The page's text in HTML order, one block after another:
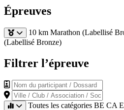
Épreuves
10 km Marathon (Labellisé
(Labellisé Bronze)
Filtrer l’épreuve
Nom du participant / Dossard
Ville / Club / Association / Société
Toutes les catégories BE CA